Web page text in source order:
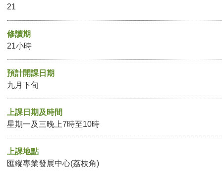
21
修讀期
21小時
預計開課日期
九月下旬
上課日期及時間
星期一及三晚上7時至10時
上課地點
匯縱專業發展中心(荔枝角)